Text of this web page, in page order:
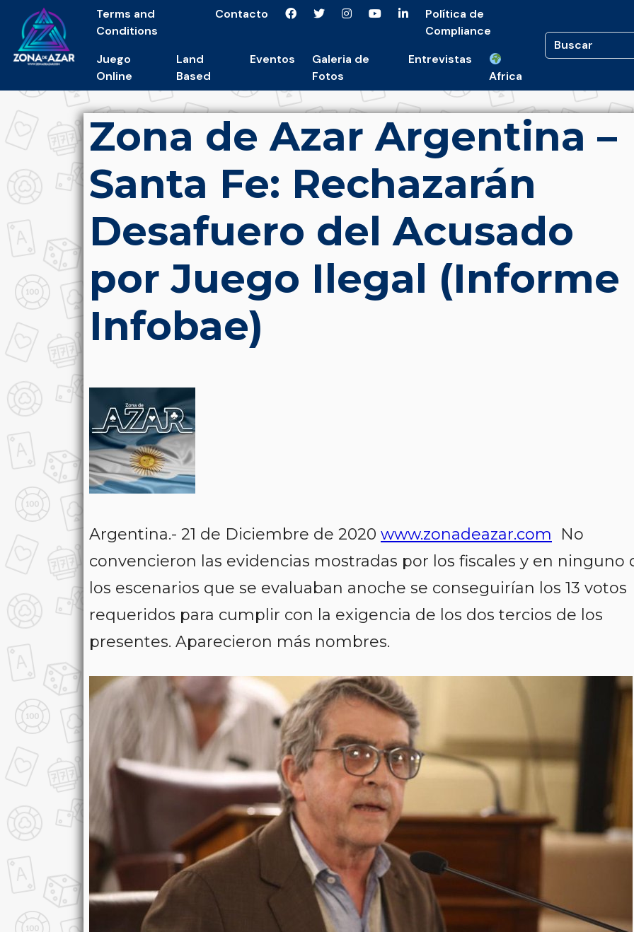
Terms and
Conditions
Contacto
Política de
Compliance
Juego
Online
Land
Based
Eventos
Galeria de
Fotos
Entrevistas
Africa
Zona de Azar Argentina –
Santa Fe: Rechazarán
Desafuero del Acusado
por Juego Ilegal (Informe
Infobae)
Argentina.- 21 de Diciembre de 2020 www.zonadeazar.com No
convencieron las evidencias mostradas por los fiscales y en ninguno
los escenarios que se evaluaban anoche se conseguirían los 13 votos
requeridos para cumplir con la exigencia de los dos tercios de los
presentes. Aparecieron más nombres.